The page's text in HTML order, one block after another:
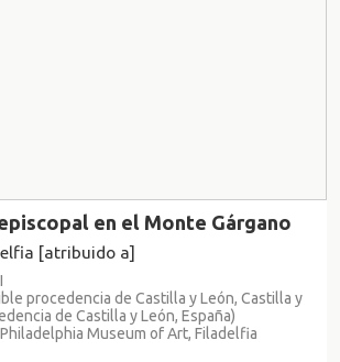
en el Monte Gárgano
[atribuido a]
procedencia de Castilla y León, Castilla y
de Castilla y León, España)
Philadelphia Museum of Art, Filadelfia